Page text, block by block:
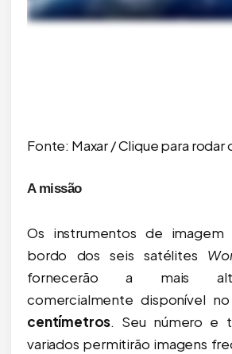
Fonte: Maxar / Clique para rodar
A missão
Os instrumentos de imagem
bordo dos seis satélites
fornecerão a mais
comercialmente disponível
centímetros. Seu número e
variados permitirão imagens